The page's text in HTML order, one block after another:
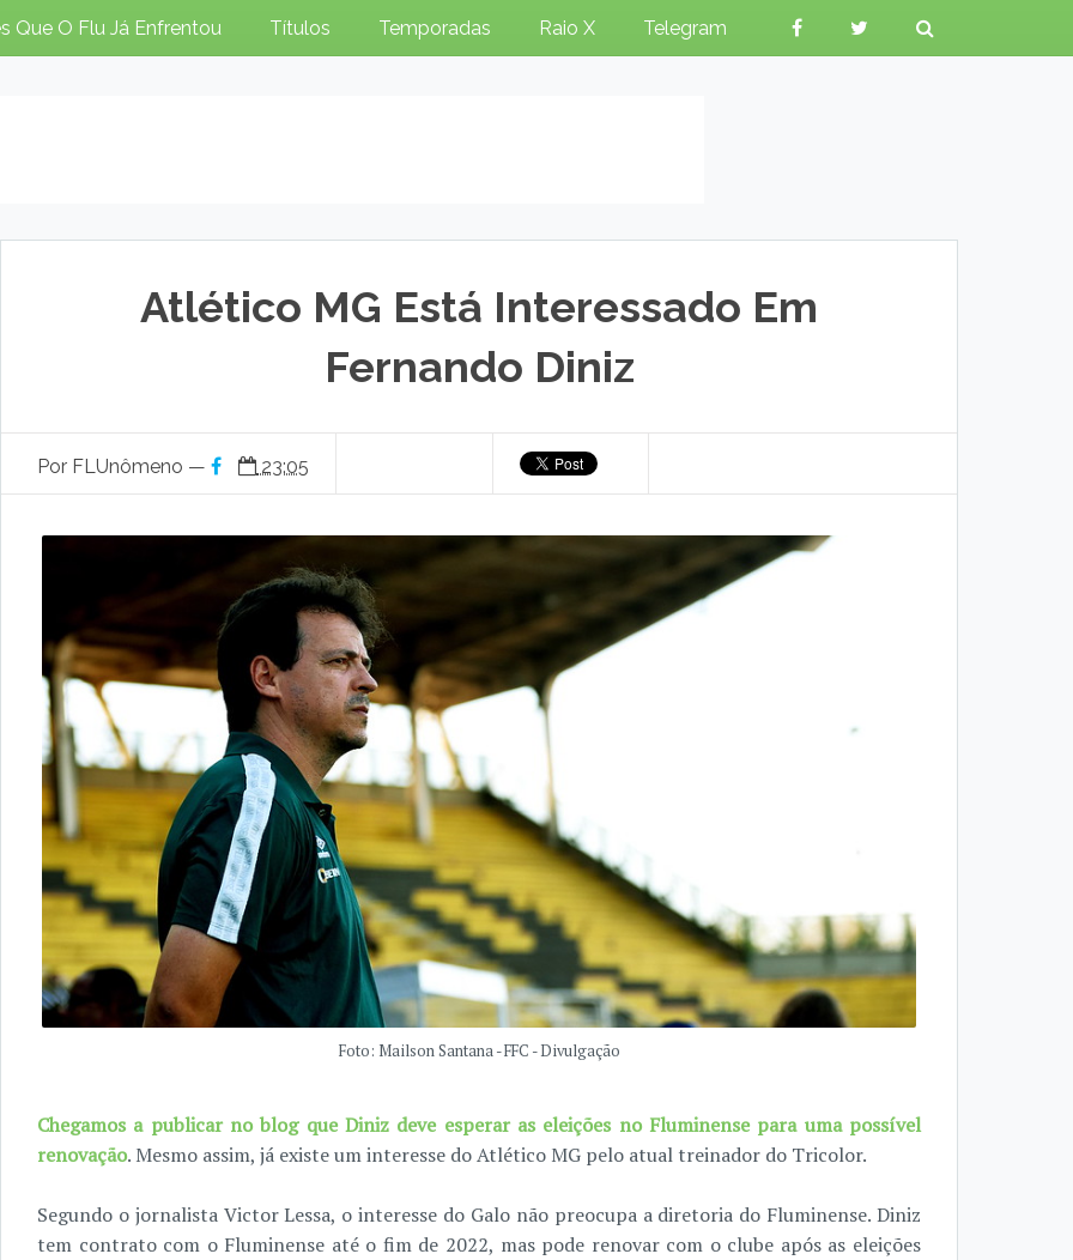
Que O Flu Já Enfrentou Títulos Temporadas Raio X Telegram
Atlético MG Está Interessado Em
Fernando Diniz
Por FLUnômeno — 23:05
Foto: Mailson Santana - FFC - Divulgação
Chegamos a publicar no blog que Diniz deve esperar as eleições no Fluminense para uma possível
renovação. Mesmo assim, já existe um interesse do Atlético MG pelo atual treinador do Tricolor.
Segundo o jornalista Victor Lessa, o interesse do Galo não preocupa a diretoria do Fluminense. Diniz
tem contrato com o Fluminense até o fim de 2022, mas pode renovar com o clube após as eleições